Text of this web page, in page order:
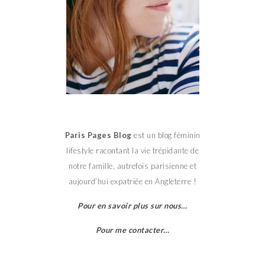
Paris Pages Blog est un blog féminin
lifestyle racontant la vie trépidante de
notre famille, autrefois parisienne et
aujourd’hui expatriée en Angleterre !
Pour en savoir plus sur nous…
Pour me contacter…